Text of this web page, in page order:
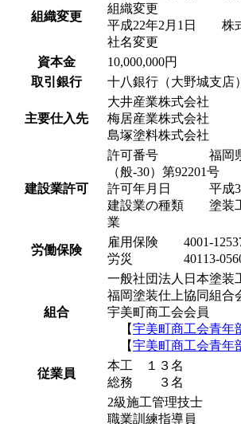
組織変更
組織変更
平成22年2月1日 株
社名変更
資本金
10,000,000円
取引銀行
十八銀行（大野城支店）
主要仕入先
大井産業株式会社
梅居産業株式会社
島塚塗料株式会社
建設業許可
許可番号 福岡県
（般-30）第92201号
許可年月日 平成30
建設業の種類 塗装
業
労働保険
雇用保険 4001-
労災 40113-
組合
一般社団法人日本塗装
福岡塗装仕上協同組合
宇美町商工会会員
【宇美町商工会青年
【宇美町商工会青年
従業員
本工 １３名
総務 ３名
2級施工管理技士
職業訓練指導員